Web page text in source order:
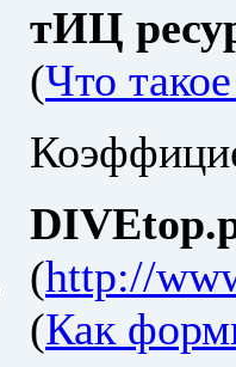
тИЦ
(Что
(http://
(Как